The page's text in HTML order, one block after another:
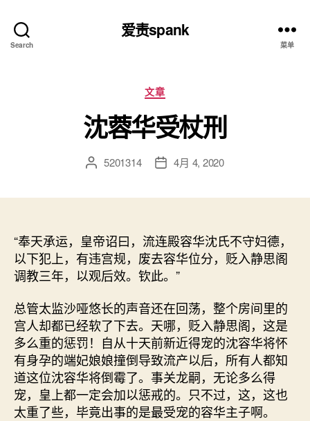
Search
爱责spank
菜单
分
类
文章
沈蓉华受杖刑
文 5201314
发 4月 4, 2020
“奉天承运，皇帝诏曰，流连殿容华沈氏不守妇德，
以下犯上，有违宫规，废去容华位分，贬入静思阁
调教三年，以观后效。钦此。”
总管太监沙哑悠长的声音还在回荡，整个房间里的
宫人却都已经软了下去。天哪，贬入静思阁，这是
多么重的惩罚！自从十天前新近得宠的沈容华将怀
有身孕的端妃娘娘撞倒导致流产以后，所有人都知
道这位沈容华将倒霉了。事关龙嗣，无论多么得
宠，皇上都一定会加以惩戒的。只不过，这，这也
太重了些，毕竟出事的是最受宠的容华主子啊。